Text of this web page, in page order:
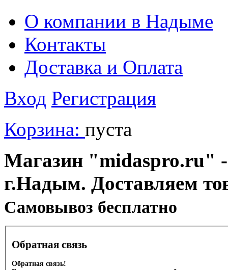
О компании в Надыме
Контакты
Доставка и Оплата
Вход Регистрация
Корзина: пуста
Магазин "midaspro.ru" -
г.Надым. Доставляем
Cамовывоз бесплатно
Обратная связь
Обратная связь!